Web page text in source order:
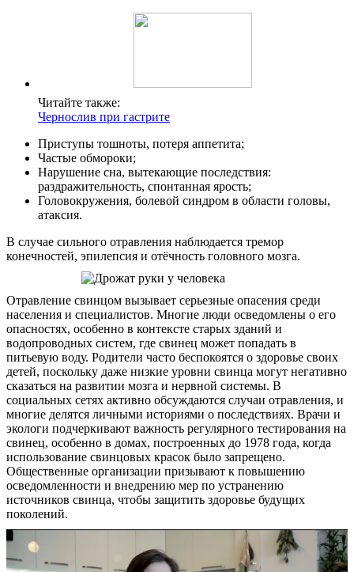
Читайте также:
Чернослив при гастрите
Приступы тошноты, потеря аппетита;
Частые обмороки;
Нарушение сна, вытекающие последствия:
раздражительность, спонтанная ярость;
Головокружения, болевой синдром в области головы,
атаксия.
В случае сильного отравления наблюдается тремор
конечностей, эпилепсия и отёчность головного мозга.
Отравление свинцом вызывает серьезные опасения среди
населения и специалистов. Многие люди осведомлены о его
опасностях, особенно в контексте старых зданий и
водопроводных систем, где свинец может попадать в
питьевую воду. Родители часто беспокоятся о здоровье своих
детей, поскольку даже низкие уровни свинца могут негативно
сказаться на развитии мозга и нервной системы. В
социальных сетях активно обсуждаются случаи отравления, и
многие делятся личными историями о последствиях. Врачи и
экологи подчеркивают важность регулярного тестирования на
свинец, особенно в домах, построенных до 1978 года, когда
использование свинцовых красок было запрещено.
Общественные организации призывают к повышению
осведомленности и внедрению мер по устранению
источников свинца, чтобы защитить здоровье будущих
поколений.